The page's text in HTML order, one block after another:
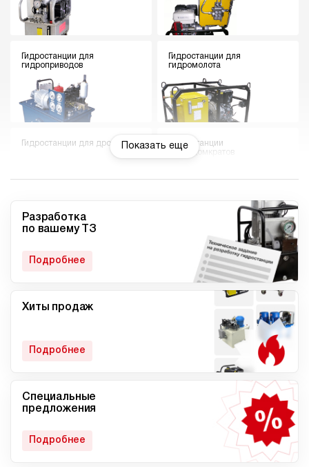
Гидростанции для
гидроприводов
Гидростанции для
гидромолота
Гидростанции для дровокола
Гидростанции
гидродомкратов
Гидростанции для токарного
Мини гидростанции
Компактные гидростанции
Мобильные гидростанции Гидростанции с ДВС
Показать еще
Разработка
по вашему ТЗ
Подробнее
Хиты продаж
Подробнее
Специальные
предложения
Подробнее